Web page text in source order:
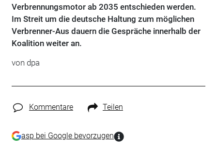
Verbrennungsmotor ab 2035 entschieden werden.
Im Streit um die deutsche Haltung zum möglichen
Verbrenner-Aus dauern die Gespräche innerhalb der
Koalition weiter an.
von dpa
Kommentare Teilen
asp bei Google bevorzugen